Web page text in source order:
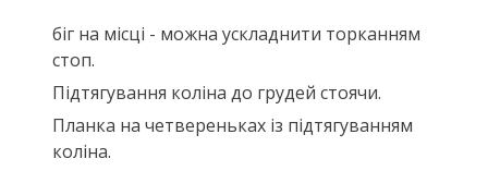
біг на місці - можна ускладнити торканням
стоп.
Підтягування коліна до грудей стоячи.
Планка на четвереньках із підтягуванням
коліна.